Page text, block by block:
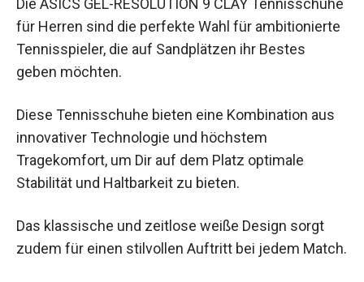
Tennisschuhe für Herren sind die perfekte Wahl
für ambitionierte Tennisspieler, die auf
Sandplätzen ihr Bestes geben möchten.
innovativer Technologie und höchstem
Tragekomfort, um Dir auf dem Platz optimale
Stabilität und Haltbarkeit zu bieten.
zudem für einen stilvollen Auftritt bei jedem
Match.